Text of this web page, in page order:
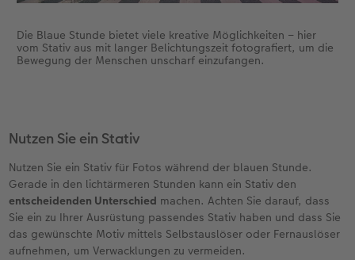
Die Blaue Stunde bietet viele kreative Möglichkeiten – hier
vom Stativ aus mit langer Belichtungszeit fotografiert, um die
Bewegung der Menschen unscharf einzufangen.
Nutzen Sie ein Stativ
Nutzen Sie ein Stativ für Fotos während der blauen Stunde.
Gerade in den lichtärmeren Stunden kann ein Stativ den
entscheidenden Unterschied machen. Achten Sie darauf, dass
Sie ein zu Ihrer Ausrüstung passendes Stativ haben und dass Sie
das gewünschte Motiv mittels Selbstauslöser oder Fernauslöser
aufnehmen, um Verwacklungen zu vermeiden.